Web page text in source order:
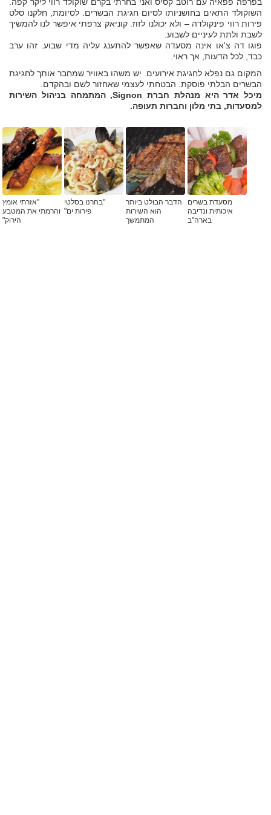
השוקולד התאים בחושניותו לסיום חגיגת הבשרים. לסיומת, חלקנו סלט
פירות רווי פינקולדה – ולא יכולנו לזוז. קוניאק צרפתי איפשר לנו להמשיך
לשבת ולתת לעיניים לשבוע.
פוגו דה צ'או אינה מסעדה שאפשר להתענג עליה מדי שבוע. זהו ערב
כבד, לכל הדעות, אך ראוי.
המקום גם נפלא לחגיגת אירועים. יש משהו באוויר שמחבר אותך לחגיגת
הבשרים הבלתי פוסקת. הבטחתי לעצמי שאחזור לשם ובהקדם.
מיכל אדר היא מנהלת חברת Signon, המתמחה בניהול השירות
למסעדות, בתי מלון וחברות תעופה.
מסעדת בשרים
איכותית ונדיבה
בארה"ב
הדבר הבולט ביותר
הוא השירות
המתמשך
"בחרנו בסלטי
פירות ים"
"אזרתי אומץ
והרמתי את המטבע
הירוק"